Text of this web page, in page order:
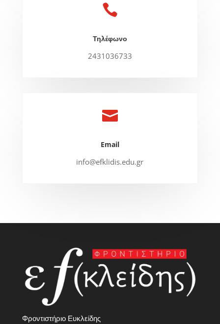

Τηλέφωνο
2431036733

Email
info@efklidis.edu.gr
Φροντιστήριο Ευκλείδης